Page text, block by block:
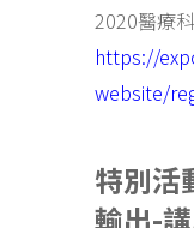
2020醫療
https://
website/
特別活
輸出-講